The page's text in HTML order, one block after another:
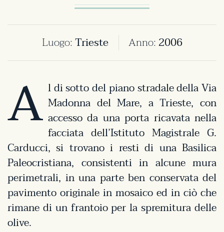
Luogo:Trieste Anno:2006
A l di sotto del piano stradale della Via
Madonna del Mare, a Trieste, con
accesso da una porta ricavata nella
facciata dell’Istituto Magistrale G.
Carducci, si trovano i resti di una Basilica
Paleocristiana, consistenti in alcune mura
perimetrali, in una parte ben conservata del
pavimento originale in mosaico ed in ciò che
rimane di un frantoio per la spremitura delle
olive.